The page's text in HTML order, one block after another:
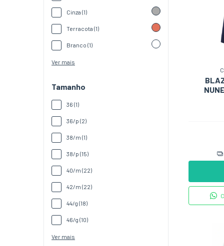
Cinza (1)
Terracota (1)
Branco (1)
Ver mais
Tamanho
36 (1)
36/p (2)
38/m (1)
38/p (15)
40/m (22)
42/m (22)
44/g (18)
46/g (10)
Ver mais